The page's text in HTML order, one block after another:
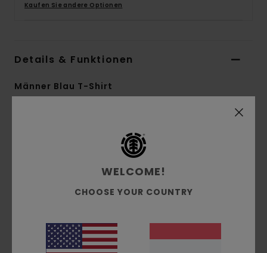
Kaufen Sie andere Optionen
Details & Funktionen
Männer Blau T-Shirt
Jersey-Stoff aus Bio-Baumwolle
Grafik:Siebdruck auf der Brust
WELCOME!
CHOOSE YOUR COUNTRY